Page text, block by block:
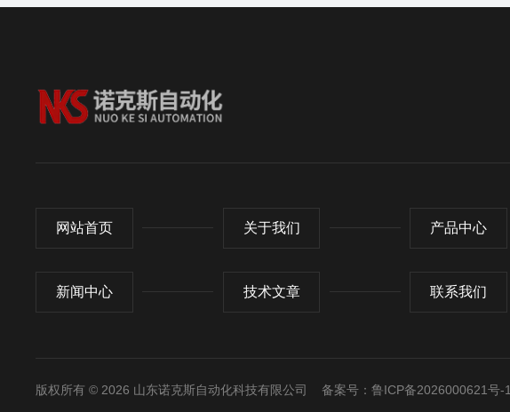
网站首页 关于我们 产品中心
新闻中心 技术文章 联系我们
版权所有 © 2026 山东诺克斯自动化科技有限公司 备案号：鲁ICP备2026000621号-1